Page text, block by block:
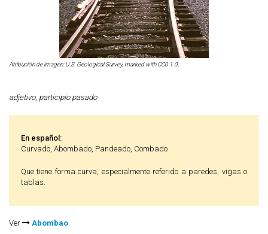
Atribución de imagen: U.S. Geological Survey, marked with CC0 1.0.
adjetivo, participio pasado
En español:
Curvado, Abombado, Pandeado, Combado
Que tiene forma curva, especialmente referido a paredes, vigas o
tablas.
Ver Abombao